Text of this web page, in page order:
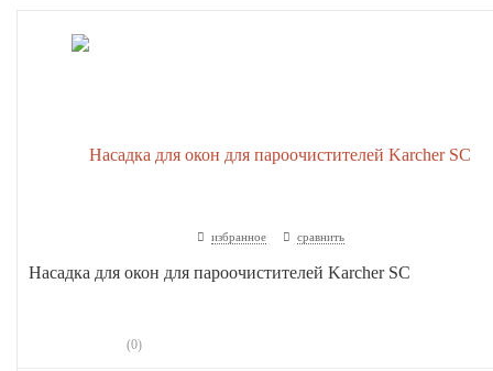
избранное сравнить
Насадка для окон для пароочистителей Karcher SC
(0)